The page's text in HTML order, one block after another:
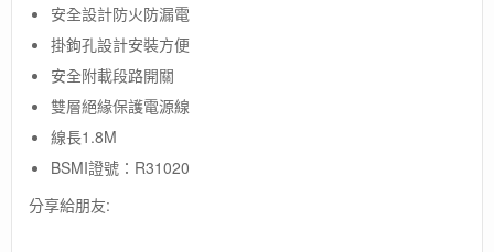
電
源
露
數
安全設計防火防漏電
掛鉤孔設計安裝方便
安全附載段路開關
雙層絕緣保護電源線
線長1.8M
BSMI證號：R31020
分享給朋友: